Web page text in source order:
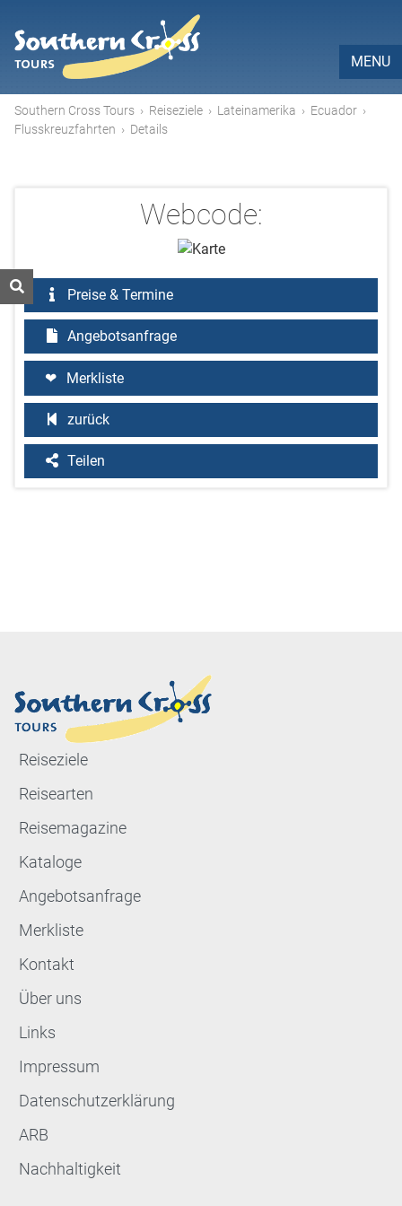
MENU
Southern Cross Tours › Reiseziele › Lateinamerika › Ecuador ›
Flusskreuzfahrten › Details
Webcode:
Preise & Termine
Angebotsanfrage
Merkliste
zurück
Teilen
Reiseziele
Reisearten
Reisemagazine
Kataloge
Angebotsanfrage
Merkliste
Kontakt
Über uns
Links
Impressum
Datenschutzerklärung
ARB
Nachhaltigkeit